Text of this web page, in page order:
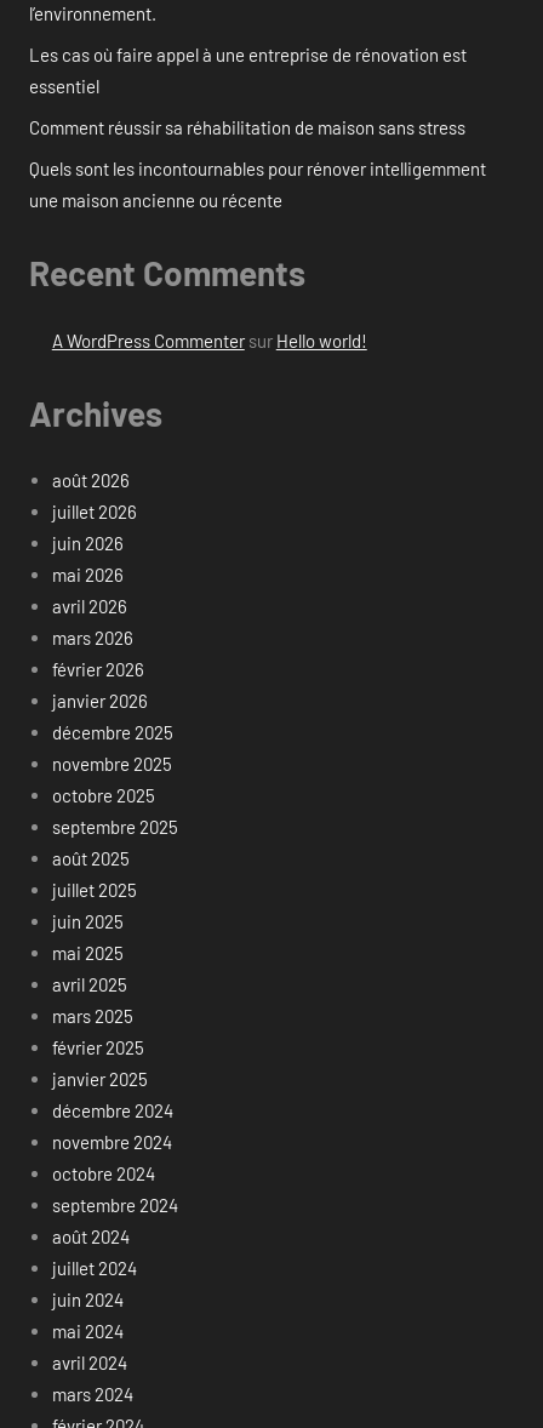
l’environnement.
Les cas où faire appel à une entreprise de rénovation est
essentiel
Comment réussir sa réhabilitation de maison sans stress
Quels sont les incontournables pour rénover intelligemment
une maison ancienne ou récente
Recent Comments
A WordPress Commentersur Hello world!
Archives
août 2026
juillet 2026
juin 2026
mai 2026
avril 2026
mars 2026
février 2026
janvier 2026
décembre 2025
novembre 2025
octobre 2025
septembre 2025
août 2025
juillet 2025
juin 2025
mai 2025
avril 2025
mars 2025
février 2025
janvier 2025
décembre 2024
novembre 2024
octobre 2024
septembre 2024
août 2024
juillet 2024
juin 2024
mai 2024
avril 2024
mars 2024